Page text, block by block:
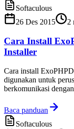
Softaculous
26 Des 2015
2
Cara Install
Installer
Cara install
digunakan untuk
berkomunikasi
Baca panduan
Softaculous